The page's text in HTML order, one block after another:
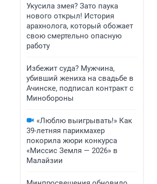
Укусила змея? Зато паука
нового открыл! История
арахнолога, который обожает
свою смертельно опасную
работу
Избежит суда? Мужчина,
убивший жениха на свадьбе в
Ачинске, подписал контракт с
Минобороны
«Люблю выигрывать!» Как
39-летняя парикмахер
покорила жюри конкурса
«Миссис Земля — 2026» в
Малайзии